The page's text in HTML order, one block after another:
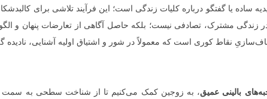
ساده یا گفتگو درباره کلیات زندگی است؛ این فرآیند تلاشی برای
زندگی مشترک، تصادفی نیست؛ بلکه حاصل آگاهی از تعارضات پنهان و
نقاط کوری است که معمولاً در شور و اشتیاق اولیه آشنایی، نادیده
بالینی عمیق، به زوجین کمک می‌کنیم تا از شناخت سطحی به